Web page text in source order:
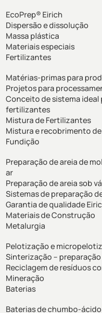
EcoPrep® Eirich
Dispersão e dissolução
Massa plástica
Materiais especiais
Fertilizantes
Matérias-primas para
Projetos para
Conceito de sistema ideal
fertilizantes
Mistura de Fertilizantes
Mistura e recobrimento
Fundição
Preparação de areia de
ar
Preparação de areia sob
Sistemas de preparação
Garantia de qualidade
Materiais de Construção
Metalurgia
Pelotização e
Sinterização –
Reciclagem de resíduos
Mineração
Baterias
Baterias de chumbo-ácido